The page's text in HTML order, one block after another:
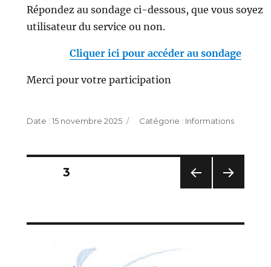
Répondez au sondage ci-dessous, que vous soyez
utilisateur du service ou non.
Cliquer ici pour accéder au sondage
Merci pour votre participation
Publié
15 novembre 2025 Catégories
Informations
Pagination
publications
ÉDE
PAGE3
ANT